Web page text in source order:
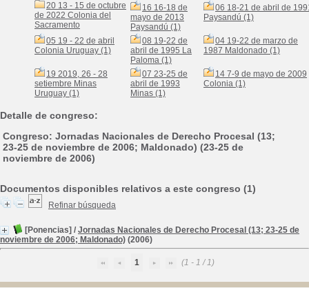
20 13 - 15 de octubre
de 2022 Colonia del
Sacramento
16 16-18 de
mayo de 2013
Paysandú (1)
06 18-21 de abril de
Paysandú (1)
05 19 - 22 de abril
Colonia Uruguay (1)
08 19-22 de
abril de 1995 La
Paloma (1)
04 19-22 de marzo de
1987 Maldonado (1)
19 2019, 26 - 28
setiembre Minas
Uruguay (1)
07 23-25 de
abril de 1993
Minas (1)
14 7-9 de mayo de 2009
Colonia (1)
Detalle de congreso:
Congreso: Jornadas Nacionales de Derecho Procesal (13;
23-25 de noviembre de 2006; Maldonado) (23-25 de
noviembre de 2006)
Documentos disponibles relativos a este congreso (1)
Refinar búsqueda
[Ponencias] / Jornadas Nacionales de Derecho Procesal (13; 23-25 de
noviembre de 2006; Maldonado) (2006)
1 (1 - 1 / 1)